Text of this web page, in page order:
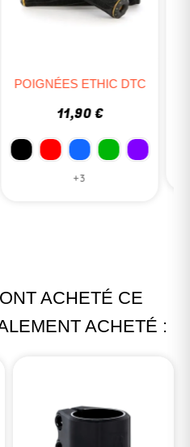
POIGNEES ODI FIXIE
ACHETÉ CE
ACHETÉ :